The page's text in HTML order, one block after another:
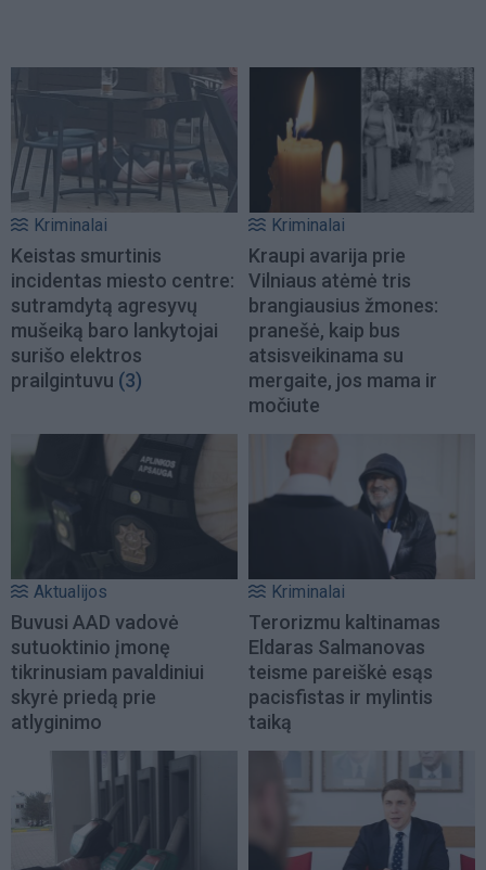
Kriminalai
Keistas smurtinis
incidentas miesto centre:
sutramdytą agresyvų
mušeiką baro lankytojai
surišo elektros
prailgintuvu (3)
Kriminalai
Kraupi avarija prie
Vilniaus atėmė tris
brangiausius žmones:
pranešė, kaip bus
atsisveikinama su
mergaite, jos mama ir
močiute
Aktualijos
Buvusi AAD vadovė
sutuoktinio įmonę
tikrinusiam pavaldiniui
skyrė priedą prie
atlyginimo
Kriminalai
Terorizmu kaltinamas
Eldaras Salmanovas
teisme pareiškė esąs
pacisfistas ir mylintis
taiką